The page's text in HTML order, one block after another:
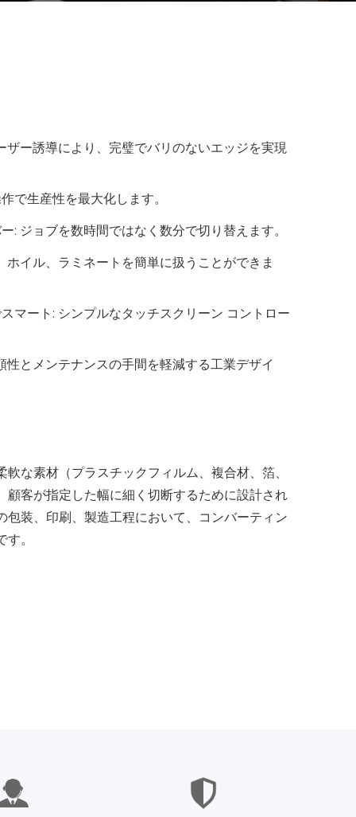
ザー誘導により、完璧でバリのないエッジを実現
で生産性を最大化します。
: ジョブを数時間ではなく数分で切り替えます。
ホイル、ラミネートを簡単に扱うことができま
マート: シンプルなタッチスクリーン コントロー
性とメンテナンスの手間を軽減する工業デザイ
な素材（プラスチックフィルム、複合材、箔、
顧客が指定した幅に細く切断するために設計され
包装、印刷、製造工程において、コンバーティン
。